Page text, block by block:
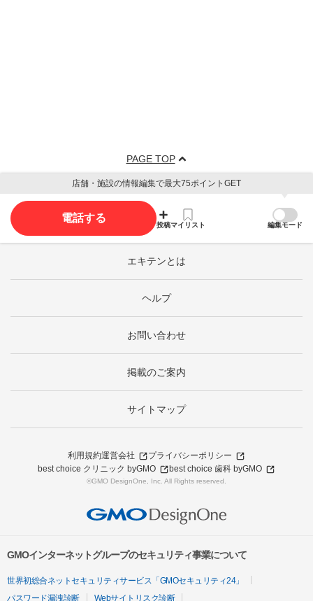
PAGE TOP
店舗・施設の情報編集で最大75ポイントGET
電話する
投稿マイリスト 編集モード
エキテンとは
ヘルプ
お問い合わせ
掲載のご案内
サイトマップ
利用規約運営会社
プライバシーポリシー
best choice クリニック byGMO
best choice 歯科 byGMO
©GMO DesignOne, Inc. All Rights reserved.
GMOインターネットグループのセキュリティ事業について
世界初総合ネットセキュリティサービス「GMOセキュリティ24」
パスワード漏洩診断
Webサイトリスク診断